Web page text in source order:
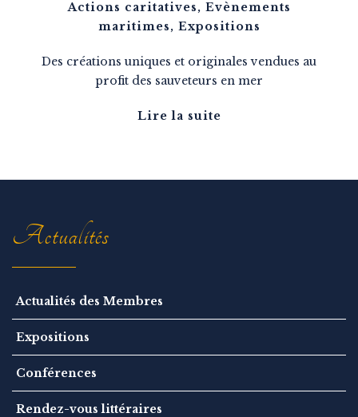
Actions caritatives, Evènements
maritimes, Expositions
Des créations uniques et originales vendues au
profit des sauveteurs en mer
Lire la suite
Actualités
Actualités des Membres
Expositions
Conférences
Rendez-vous littéraires